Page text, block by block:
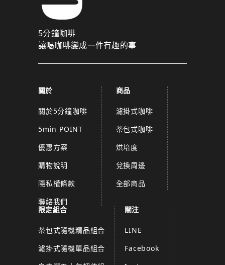
5分鐘咖啡
讓喝咖啡變成一件有趣的事
關於
關於5分鐘咖啡
5min POINT
優惠方案
購物說明
隱私權條款
聯絡我們
商品
濾掛式咖啡
茶包式咖啡
烘培度
兌換周邊
全部商品
限定組合
茶包式隨機精品組合
濾掛式隨機單品組合
關注
LINE
Facebook